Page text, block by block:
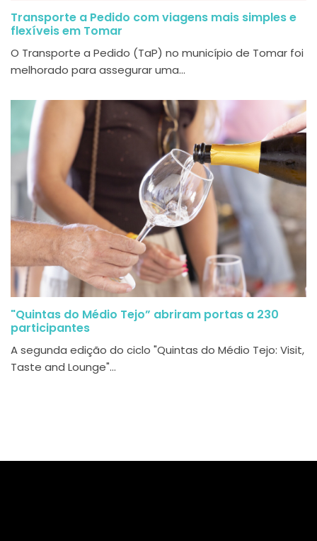
Transporte a Pedido com viagens mais simples e
flexíveis em Tomar
O Transporte a Pedido (TaP) no município de Tomar foi
melhorado para assegurar uma...
"Quintas do Médio Tejo” abriram portas a 230
participantes
A segunda edição do ciclo "Quintas do Médio Tejo: Visit,
Taste and Lounge"...